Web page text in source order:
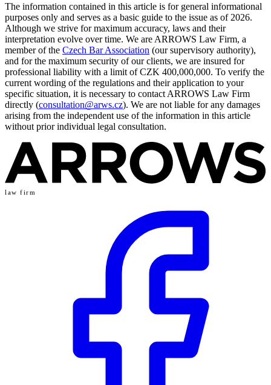
The information contained in this article is for general informational
purposes only and serves as a basic guide to the issue as of 2026.
Although we strive for maximum accuracy, laws and their
interpretation evolve over time. We are ARROWS Law Firm, a
member of the Czech Bar Association (our supervisory authority),
and for the maximum security of our clients, we are insured for
professional liability with a limit of CZK 400,000,000. To verify the
current wording of the regulations and their application to your
specific situation, it is necessary to contact ARROWS Law Firm
directly (consultation@arws.cz). We are not liable for any damages
arising from the independent use of the information in this article
without prior individual legal consultation.
law firm